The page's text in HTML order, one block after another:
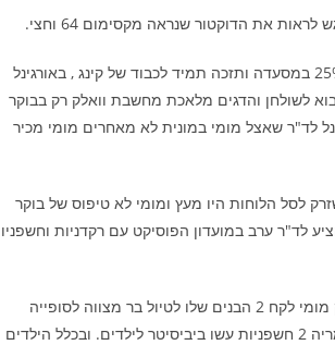
את הדוקטור שנראה מקסימום 64 וחצי.
וואלה הדוקטור נטרף ממומי והיחס שקיבל . עצה של מומי לחיים תשאיר פעם אחת טיפ 25% במסעדה ותזכה תמיד לכבוד של קינג , באורגינל
לשולחן והדגים מלאכת מחשבת וואלק רק בבוקר
לד"ר שאצל מומי במונית לא מאחרים מומי מכיר
למפגש הופס , וואלק מומי אוטוטו 60 פעם אחרונה שזרק לסל הלוחות היו מעץ ומומי לא טיפוס של בוקר
לד"ר ערב במועדון הפוסיקט עם רקדניות
מומי לא הבין מה הבעייה ? אין דתיים בפוסיקט ? זה לא הדתיים זה הילדים , בחייאת דינק מומי לקח 2 הבנים שלו לטיול בר מצווה לסופייה
בבולגריה לערבי קזינוס וסטריפ. בזמן שמומי שם ז'יטונים על מג'יק ג'ונסון ברולטה מריה ומריה 2 חשפניות עשו ביביסיטר לילדים. ובכלל הילדים